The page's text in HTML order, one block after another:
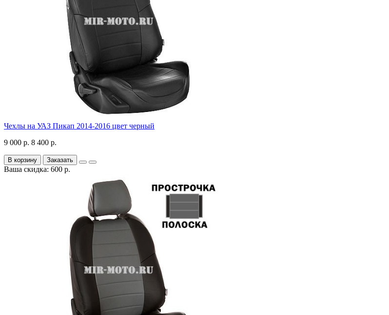
Чехлы на УАЗ Пикап 2014-2016 цвет черный
9 000 р. 8 400 р.
В корзину Заказать
Ваша скидка: 600 р.